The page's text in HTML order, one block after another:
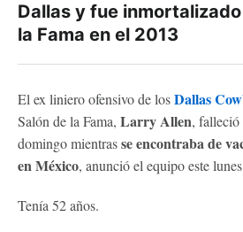
Dallas y fue
la Fama en el 2013
El ex liniero ofensivo de losDallas
Salón de la Fama, Larry Allen, falleció
domingo mientrasse encontraba de
en México, anunció el equipo este
Tenía 52 años.